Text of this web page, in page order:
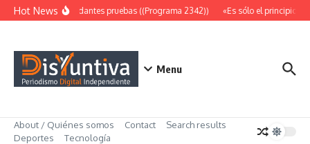
Saltar al contenido
Hot NewsAbundantes pruebas ((Programa 2342)) «Es sólo el principio»
Menu
About / Quiénes somos Contact
Search results
Deportes
Tecnología